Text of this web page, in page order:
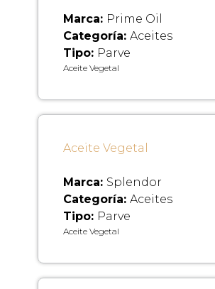
Marca: Prime Oil
Categoría: Aceites
Tipo: Parve
Aceite Vegetal
Aceite Vegetal
Marca: Splendor
Categoría: Aceites
Tipo: Parve
Aceite Vegetal